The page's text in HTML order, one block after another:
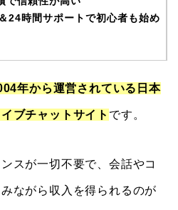
24時間サポートで初心者も始め
年から運営されている 日本
ブチャットサイ ト です。
スが一切不要で、会話やコ
ながら収入を得られるのが